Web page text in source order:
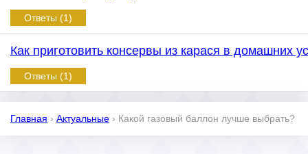
Ответы (1)
Как приготовить консервы из карася в домашних
Ответы (1)
Главная › Актуальные › Какой газовый баллон лучше выбрать?